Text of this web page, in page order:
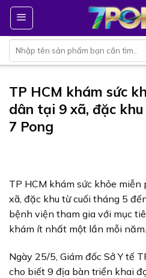
Bỏ
nội
dungkiếm:
TP HCM khám sức
dân tại 9 xã, đặc
7 Pong
TP HCM khám sức khỏe
xã, đặc khu từ cuối tháng 5
bệnh viện tham gia với mục
khám ít nhất một lần mỗi năm.
Ngày 25/5, Giám đốc Sở Y tế
cho biết 9 địa bàn triển khai